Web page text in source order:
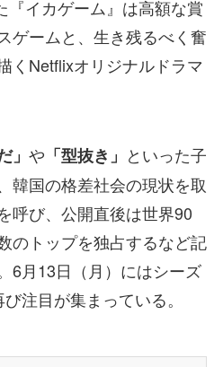
イカゲーム』は高額な賞
ゲームと、生き残るべく奮
くNetflixオリジナルドラマ
」 や 「型抜き」 といった子
韓国の格差社会の現状を取
呼び、公開直後は世界90
のトップを独占するなど記
6月13日（月）にはシーズ
注目が集まっている。